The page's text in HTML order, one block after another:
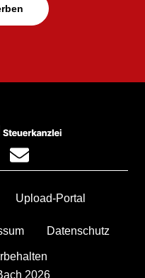
2026
Upload-Portal
Datenschutz